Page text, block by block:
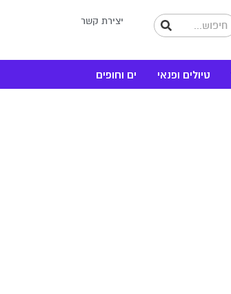
יצירת קשר
טיולים ופנאי ים וחופים